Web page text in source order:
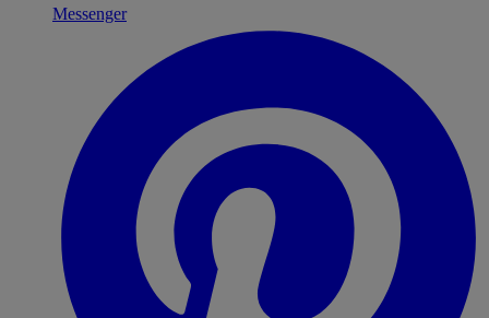
Messenger